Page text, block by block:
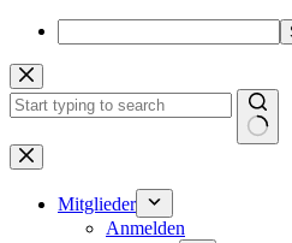
Zum
Inhalt
springen
Keine
Ergebnisse
Mitglieder
Anmelden